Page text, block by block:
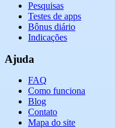
Pesquisas
Testes de apps
Bônus diário
Indicações
Ajuda
FAQ
Como funciona
Blog
Contato
Mapa do site